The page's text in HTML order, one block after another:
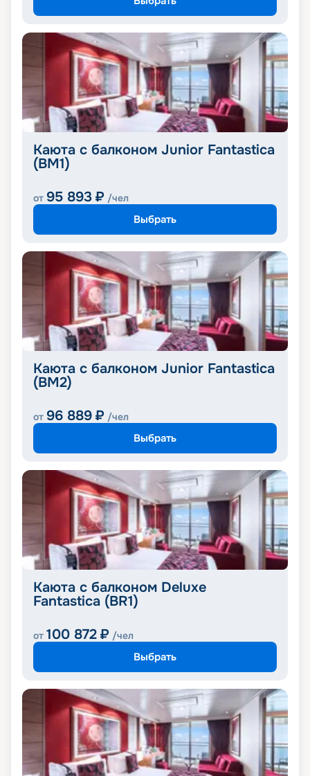
Каюта с балконом Junior Fantastica
(BM1)
от 95 893 ₽ /чел
Выбрать
Каюта с балконом Junior Fantastica
(BM2)
от 96 889 ₽ /чел
Выбрать
Каюта с балконом Deluxe
Fantastica (BR1)
от 100 872 ₽ /чел
Выбрать